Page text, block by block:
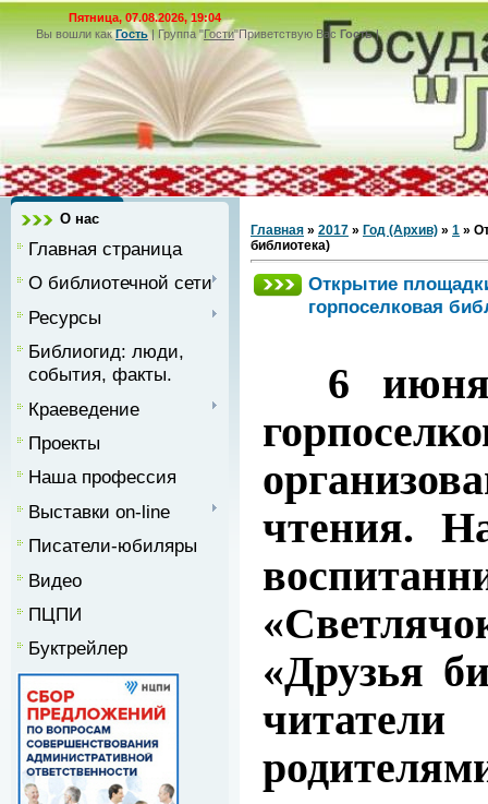
Пятница, 07.08.2026, 19:04
Вы вошли как Гость|Группа"Гости"Приветствую Вас Гость|
О нас
Главная страница
О библиотечной сети
Ресурсы
Библиогид: люди,
события, факты.
Краеведение
Проекты
Наша профессия
Выставки on-line
Писатели-юбиляры
Видео
ПЦПИ
Буктрейлер
Главная » 2017 » Год (Архив) » 1 »
библиотека)
Открытие
горпоселковая
6 июня
чтения.
«Друзья